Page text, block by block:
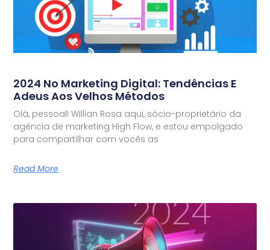
2024 No Marketing Digital: Tendências E
Adeus Aos Velhos Métodos
Olá, pessoal! Willian Rosa aqui, sócio-proprietário da
agência de marketing High Flow, e estou empolgado
para compartilhar com vocês as
Read More